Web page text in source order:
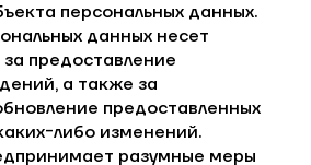
персональных данных.
данных несет
предоставление
а также за
предоставленных
либо изменений.
разумные меры